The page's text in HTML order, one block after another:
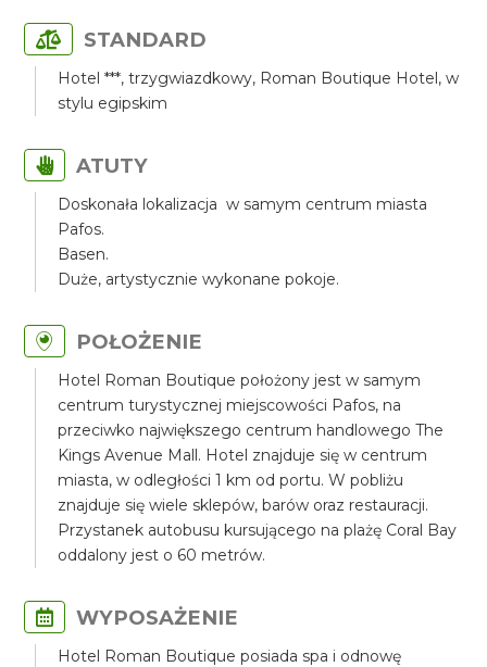
STANDARD
Hotel ***, trzygwiazdkowy, Roman Boutique Hotel, w
stylu egipskim
ATUTY
Doskonała lokalizacja w samym centrum miasta
Pafos.
Basen.
Duże, artystycznie wykonane pokoje.
POŁOŻENIE
Hotel Roman Boutique położony jest w samym
centrum turystycznej miejscowości Pafos, na
przeciwko największego centrum handlowego The
Kings Avenue Mall. Hotel znajduje się w centrum
miasta, w odległości 1 km od portu. W pobliżu
znajduje się wiele sklepów, barów oraz restauracji.
Przystanek autobusu kursującego na plażę Coral Bay
oddalony jest o 60 metrów.
WYPOSAŻENIE
Hotel Roman Boutique posiada spa i odnowę